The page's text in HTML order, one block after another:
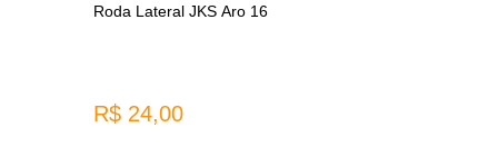
Roda Lateral JKS Aro 16
R$ 24,00